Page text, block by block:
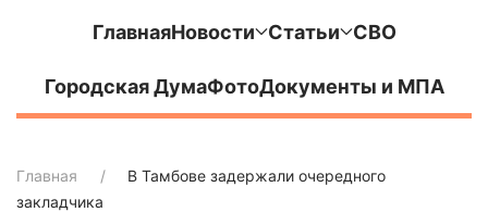
ГлавнаяНовости Статьи СВО
Городская ДумаФотоДокументы и МПА
Главная
В Тамбове задержали очередного
закладчика